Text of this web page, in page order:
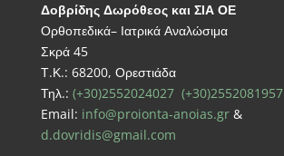
Δοβρίδης Δωρόθεος και ΣΙΑ ΟΕ
Ορθοπεδικά– Ιατρικά Αναλώσιμα
Σκρά 45
Τ.Κ.: 68200, Ορεστιάδα
Τηλ.: (+30)2552024027 (+30)2552081957
Email: info@proionta-anoias.gr&
d.dovridis@gmail.com